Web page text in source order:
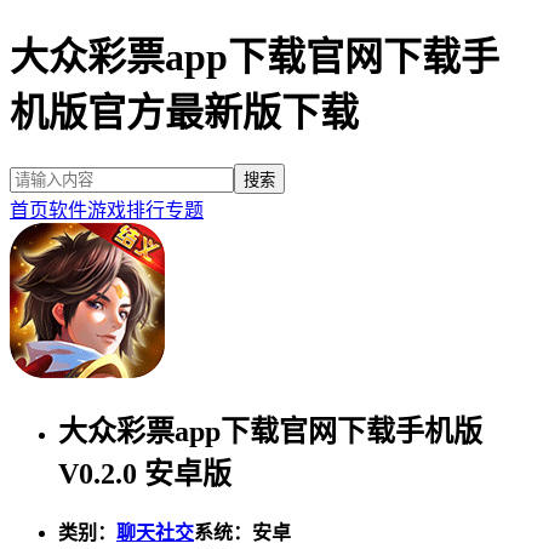
大众彩票app下载官网下载手
机版官方最新版下载
首页软件游戏排行专题
大众彩票app下载官网下载手机版
V0.2.0 安卓版
类别： 聊天社交系统：安卓